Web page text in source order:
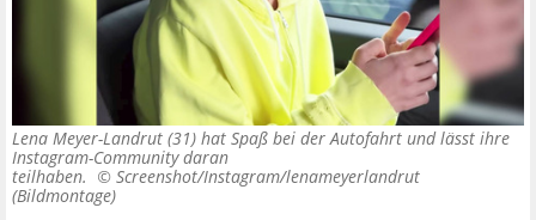
Lena Meyer-Landrut (31) hat Spaß bei der Autofahrt und lässt ihre
Instagram-Community daran
teilhaben. © Screenshot/Instagram/lenameyerlandrut
(Bildmontage)